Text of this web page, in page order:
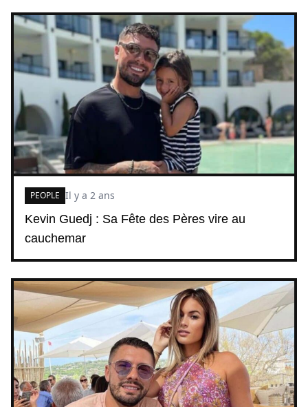
Kevin Guedj : Sa Fête des Pères vire au
cauchemar
PEOPLE Il y a 2 ans